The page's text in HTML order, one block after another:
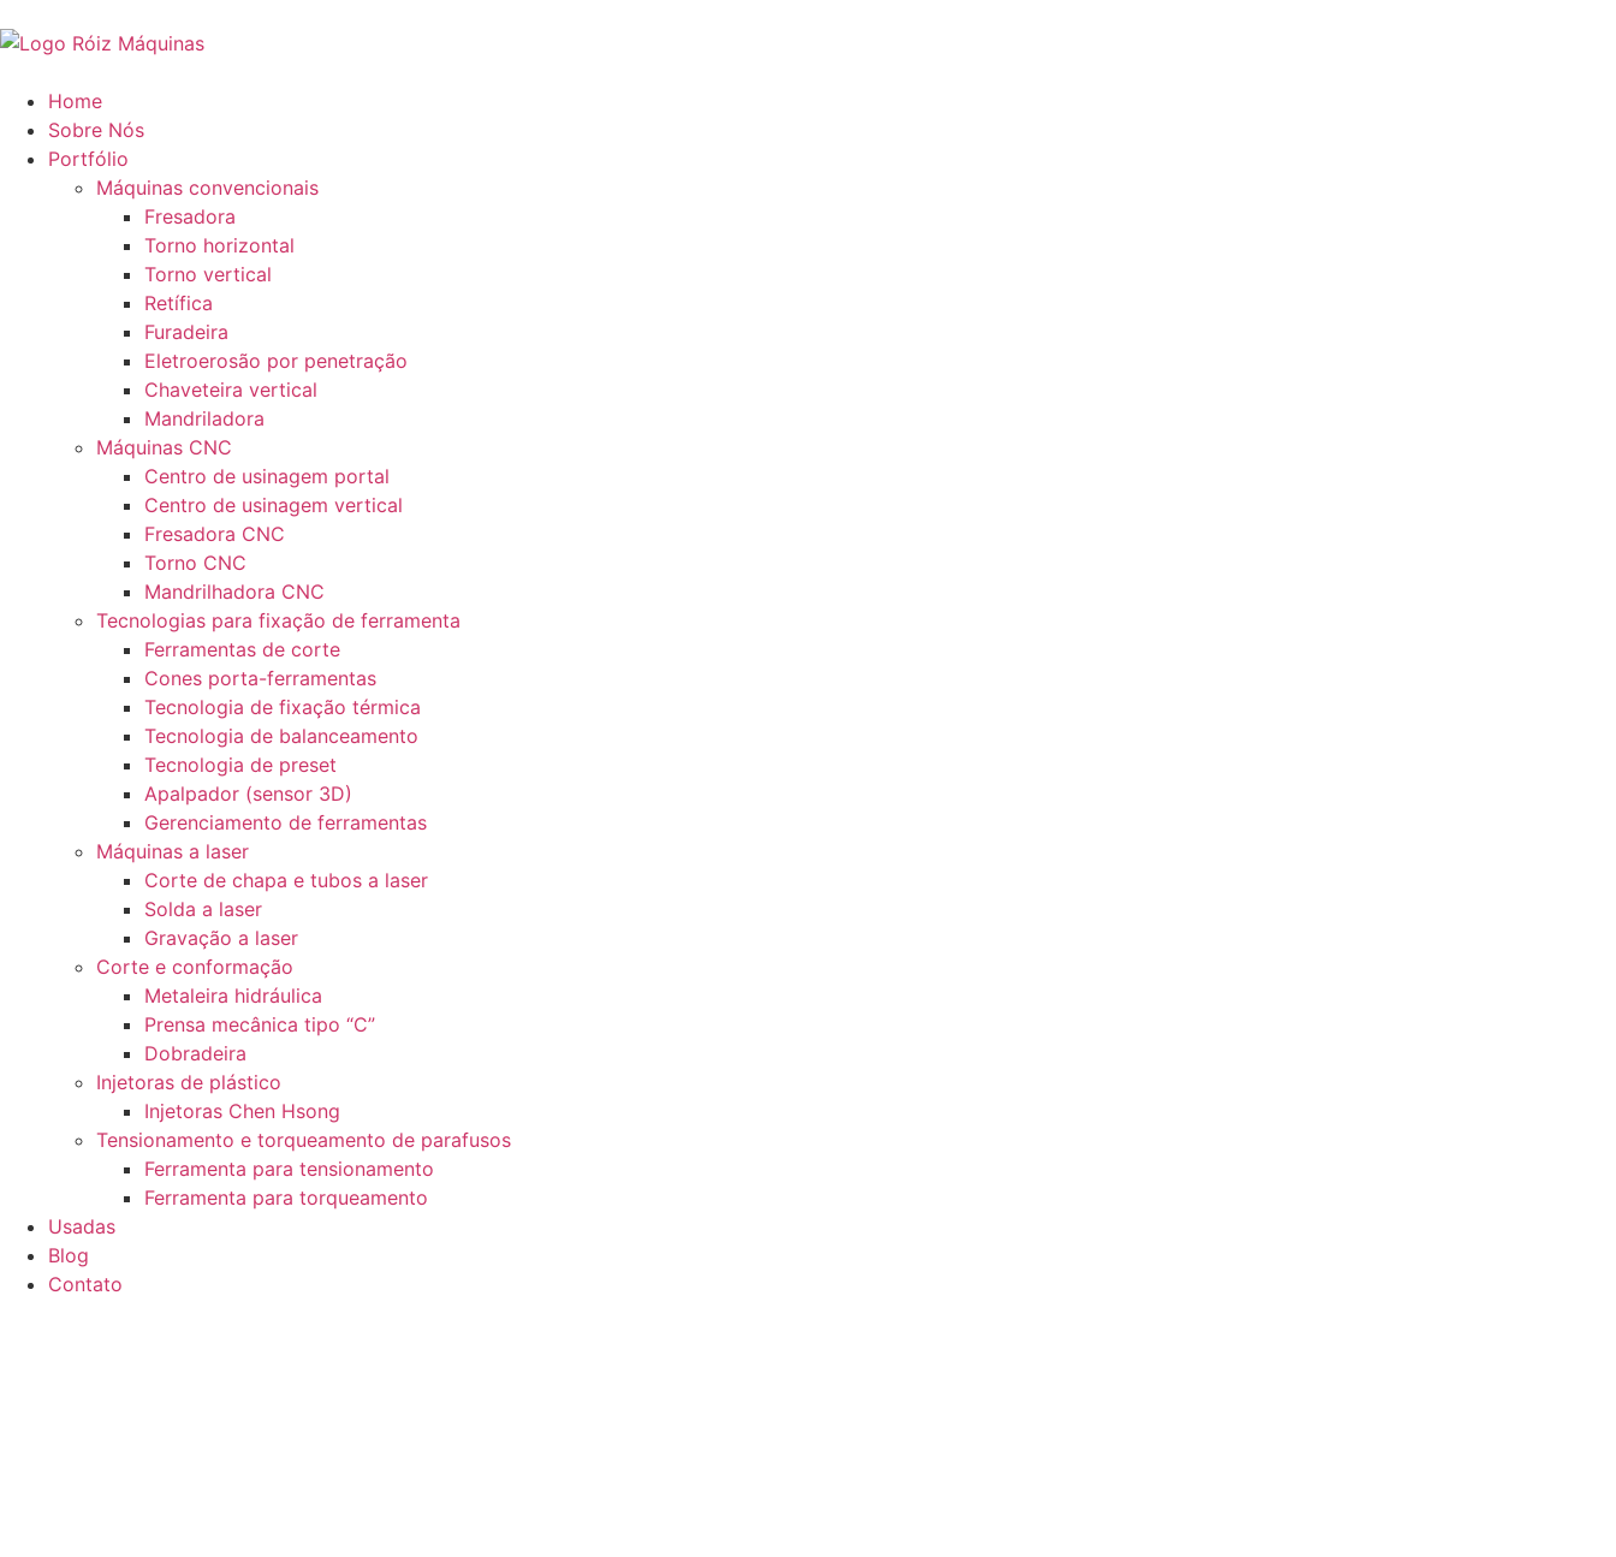
Home
Sobre Nós
Portfólio
Máquinas convencionais
Fresadora
Torno horizontal
Torno vertical
Retífica
Furadeira
Eletroerosão por penetração
Chaveteira vertical
Mandriladora
Máquinas CNC
Centro de usinagem portal
Centro de usinagem vertical
Fresadora CNC
Torno CNC
Mandrilhadora CNC
Tecnologias para fixação de ferramenta
Ferramentas de corte
Cones porta-ferramentas
Tecnologia de fixação térmica
Tecnologia de balanceamento
Tecnologia de preset
Apalpador (sensor 3D)
Gerenciamento de ferramentas
Máquinas a laser
Corte de chapa e tubos a laser
Solda a laser
Gravação a laser
Corte e conformação
Metaleira hidráulica
Prensa mecânica tipo “C”
Dobradeira
Injetoras de plástico
Injetoras Chen Hsong
Tensionamento e torqueamento de parafusos
Ferramenta para tensionamento
Ferramenta para torqueamento
Usadas
Blog
Contato